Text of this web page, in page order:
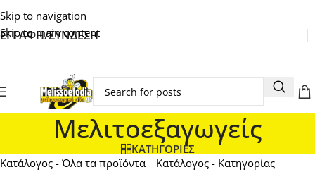
Skip to navigation
Skip to main content
ΕΓΓΑΦΗ/ΣΥΝΔΕΣΗ
Μελιτοεξαγωγείς
ΚΑΤΗΓΟΡΙΕΣ
Κατάλογος - Όλα τα προϊόντα
Κατάλογος - Κατηγορίας